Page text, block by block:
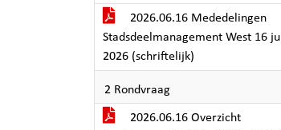
2026.06.16 Mededelingen
Stadsdeelmanagement West 16
2026 (schriftelijk)
2 Rondvraag
2026.06.16 Overzicht